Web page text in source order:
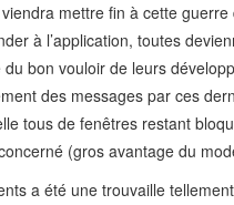
mettre fin à cette guerre
à l’application, toutes
bon vouloir de leurs
des messages par ces
tous de fenêtres restant
(gros avantage du
a été une trouvaille